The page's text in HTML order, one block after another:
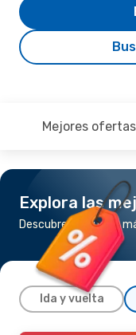
Mejores ofertas
Explora las
Descubre los vuelos
Ida y vuelta